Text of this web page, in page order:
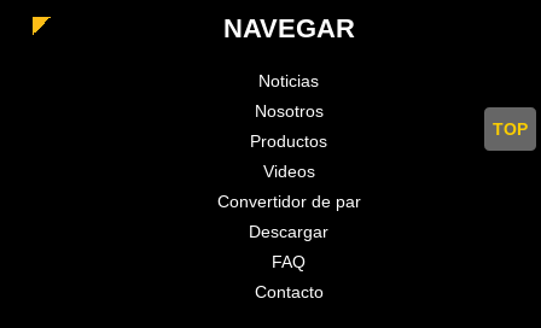
TOP
NAVEGAR
Noticias
Nosotros
Productos
Videos
Convertidor de par
Descargar
FAQ
Contacto